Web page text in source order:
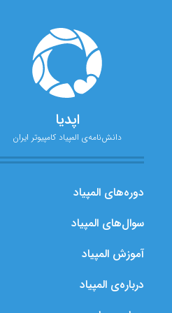
اپدیا
دانش‌نامه‌ی المپیاد کامپیوتر ایران
دوره‌های المپیاد
سوال‌های المپیاد
آموزش المپیاد
درباره‌ی المپیاد